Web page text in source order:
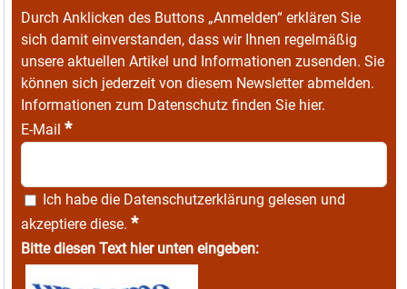
Durch Anklicken des Buttons „Anmelden“ erklären Sie
sich damit einverstanden, dass wir Ihnen regelmäßig
unsere aktuellen Artikel und Informationen zusenden. Sie
können sich jederzeit von diesem Newsletter abmelden.
Informationen zum Datenschutz finden Sie hier.
E-Mail *
Ich habe die Datenschutzerklärung gelesen und
akzeptiere diese. *
Bitte diesen Text hier unten eingeben: